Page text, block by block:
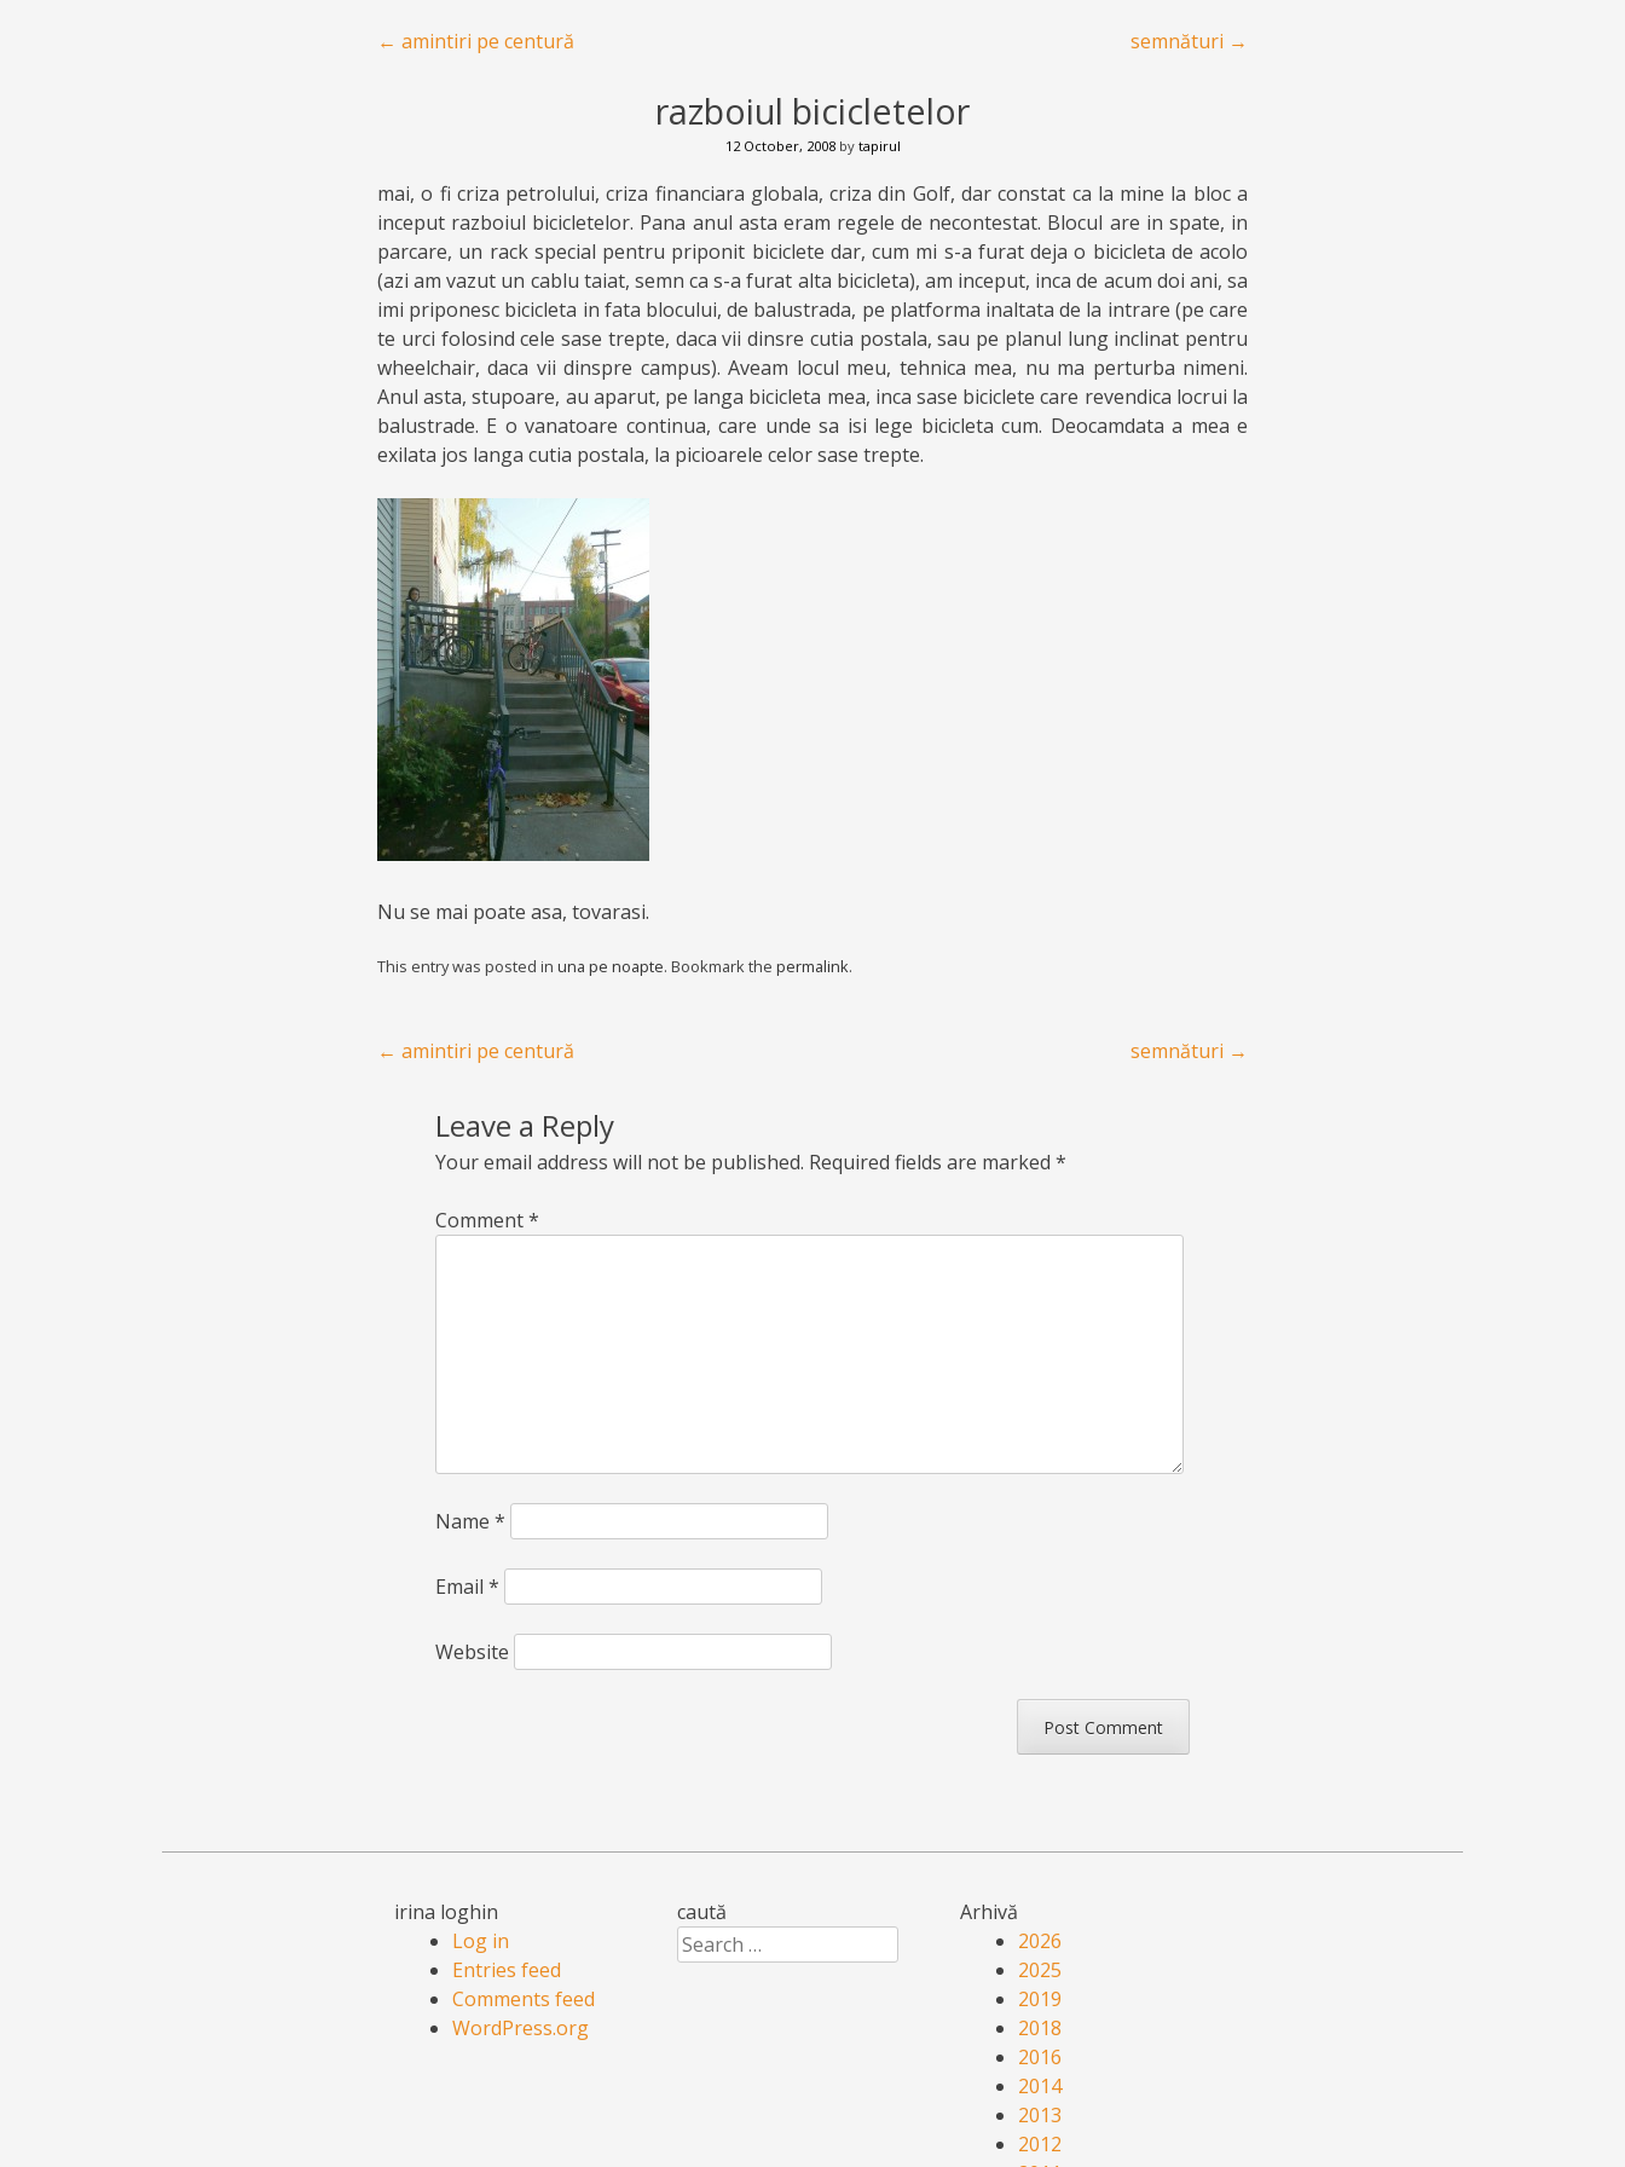
Post navigation
← amintiri pe centură semnături →
razboiul bicicletelor
12 October, 2008by tapirul
mai, o fi criza petrolului, criza financiara globala, criza din Golf, dar constat ca la mine la bloc a
inceput razboiul bicicletelor. Pana anul asta eram regele de necontestat. Blocul are in spate, in
parcare, un rack special pentru priponit biciclete dar, cum mi s-a furat deja o bicicleta de acolo
(azi am vazut un cablu taiat, semn ca s-a furat alta bicicleta), am inceput, inca de acum doi ani, sa
imi priponesc bicicleta in fata blocului, de balustrada, pe platforma inaltata de la intrare (pe care
te urci folosind cele sase trepte, daca vii dinsre cutia postala, sau pe planul lung inclinat pentru
wheelchair, daca vii dinspre campus). Aveam locul meu, tehnica mea, nu ma perturba nimeni.
Anul asta, stupoare, au aparut, pe langa bicicleta mea, inca sase biciclete care revendica locrui la
balustrade. E o vanatoare continua, care unde sa isi lege bicicleta cum. Deocamdata a mea e
exilata jos langa cutia postala, la picioarele celor sase trepte.
Nu se mai poate asa, tovarasi.
This entry was posted in una pe noapte. Bookmark the permalink.
Post navigation
← amintiri pe centură semnături →
Leave a Reply
Your email address will not be published. Required fields are marked *
Comment*
Name *
Email *
Website
irina loghin
Log in
Entries feed
Comments feed
WordPress.org
caută
Search
Arhivă
2026
2025
2019
2018
2016
2014
2013
2012